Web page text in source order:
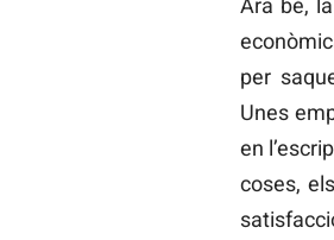
per
Unes
en
coses,